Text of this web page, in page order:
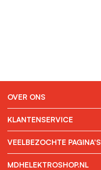
OVER ONS
KLANTENSERVICE
VEELBEZOCHTE PAGINA'S
MDHELEKTROSHOP.NL